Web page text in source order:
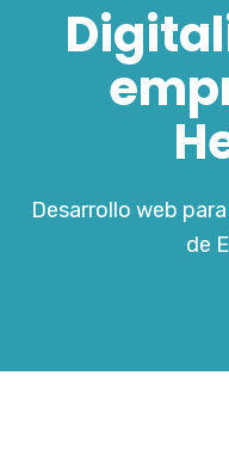
Desarrollo web
de